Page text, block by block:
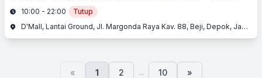
10:00 - 22:00
Tutup
D'Mall, Lantai Ground, Jl. Margonda Raya Kav. 88, Beji, Depok, Jawa Barat
« 1 2 ... 10 »